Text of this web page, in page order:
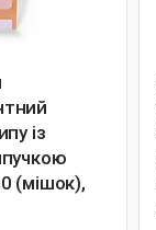
із
(мішок),